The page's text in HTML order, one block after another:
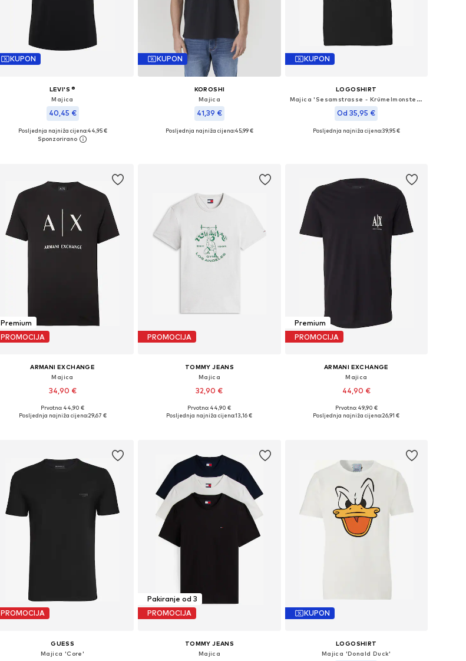
KUPON
LEVI'S ®
Majica
40,45 €
+18
Dostupne veličine: XS, S, M, L, XL
Posljednja najniža cijena:44,95 €
KUPON
KOROSHI
Majica
41,39 €
Dostupne veličine: S, M, L, XL, XXL, XXXL
Posljednja najniža cijena:45,99 €
KUPON
LOGOSHIRT
Majica 'Sesamstrasse - Krümelmonster Pate'
Od 35,95 €
Dostupno u više veličina
Posljednja najniža cijena:39,95 €
Premium
PROMOCIJA
ARMANI EXCHANGE
Majica
34,90 €
Dostupne veličine: S, M, L, XL, XXL
Prvotno: 44,90 €
Posljednja najniža cijena:29,67 €
PROMOCIJA
TOMMY JEANS
Majica
32,90 €
Dostupne veličine: XS, S, M, L, XL, XXL
Prvotno: 44,90 €
Posljednja najniža cijena:13,16 €
Premium
PROMOCIJA
ARMANI EXCHANGE
Majica
44,90 €
Dostupne veličine: S, M, L, XL, XXL
Prvotno: 49,90 €
Posljednja najniža cijena:26,91 €
PROMOCIJA
GUESS
Majica 'Core'
Pakiranje od 3
PROMOCIJA
TOMMY JEANS
Majica
KUPON
LOGOSHIRT
Majica 'Donald Duck'